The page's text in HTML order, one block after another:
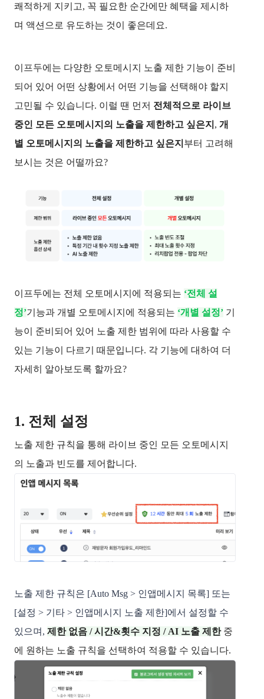
쾌적하게 지키고, 꼭 필요한 순간에만 혜택을 제시하
며 액션으로 유도하는 것이 좋은데요.
이프두에는 다양한 오토메시지 노출 제한 기능이 준비
되어 있어 어떤 상황에서 어떤 기능을 선택해야 할지
고민될 수 있습니다. 이럴 땐 먼저 전체적으로 라이브
중인 모든 오토메시지의 노출을 제한하고 싶은지 , 개
별 오토메시지의 노출을 제한하고 싶은지 부터 고려해
보시는 것은 어떨까요?
이프두에는 전체 오토메시지에 적용되는 ‘전체 설
정’기능과 개별 오토메시지에 적용되는 ‘개별 설정’ 기
능이 준비되어 있어 노출 제한 범위에 따라 사용할 수
있는 기능이 다르기 때문입니다. 각 기능에 대하여 더
자세히 알아보도록 할까요?
1. 전체 설정
노출 제한 규칙을 통해 라이브 중인 모든 오토메시지
의 노출과 빈도를 제어합니다.
노출 제한 규칙은 [Auto Msg > 인앱메시지 목록] 또는
[설정 > 기타 > 인앱메시지 노출 제한]에서 설정할 수
있으며, 제한 없음 / 시간&횟수 지정 / AI 노출 제한중
에 원하는 노출 규칙을 선택하여 적용할 수 있습니다.